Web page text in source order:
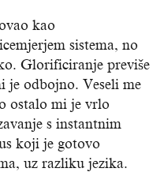
kao
sistema, no
Glorificiranje previše
je odbojno. Veseli me
ostalo mi je vrlo
s instantnim
koji je gotovo
uz razliku jezika.